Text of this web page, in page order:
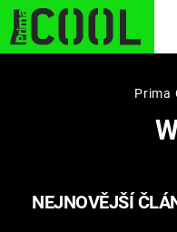
STARHOUSE
PLNEJ KOTEL
Prima
NEJNOVĚJŠÍ